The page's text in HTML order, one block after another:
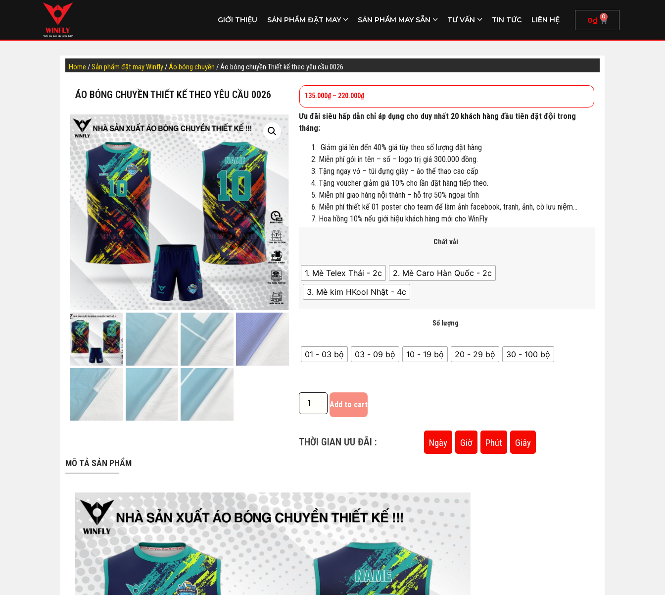
GIỚI THIỆU SẢN PHẨM ĐẶT MAY SẢN PHẨM MAY SẴN TƯ VẤN TIN TỨC LIÊN HỆ 0₫ 0
Home /Sản phẩm đặt may Winfly/Áo bóng chuyền / Áo bóng chuyền Thiết kế theo yêu cầu 0026
ÁO BÓNG CHUYỀN THIẾT KẾ THEO YÊU CẦU 0026 135.000₫– 220.000₫
Ưu đãi siêu hấp dẫn chỉ áp dụng cho duy nhất 20 khách hàng đầu tiên đặt đội trong
tháng:
Giảm giá lên đến 40% giá tùy theo số lượng đặt hàng
Miễn phí gói in tên – số – logo trị giá 300.000 đồng.
Tặng ngay vớ – túi đựng giày – áo thể thao cao cấp
Tặng voucher giảm giá 10% cho lần đặt hàng tiếp theo.
Miễn phí giao hàng nội thành – hỗ trợ 50% ngoại tỉnh
Miễn phí thiết kế 01 poster cho team để làm ảnh facebook, tranh, ảnh, cờ lưu niệm…
Hoa hồng 10% nếu giới hiệu khách hàng mới cho WinFly
Chất vải
1. Mè Telex Thái - 2c
2. Mè Caro Hàn Quốc - 2c
3. Mè kim HKool Nhật - 4c
Số lượng
01 - 03 bộ 03 - 09 bộ 10 - 19 bộ 20 - 29 bộ 30 - 100 bộ
Add to cart
THỜI GIAN ƯU ĐÃI : Ngày Giờ Phút Giây
MÔ TẢ SẢN PHẨM